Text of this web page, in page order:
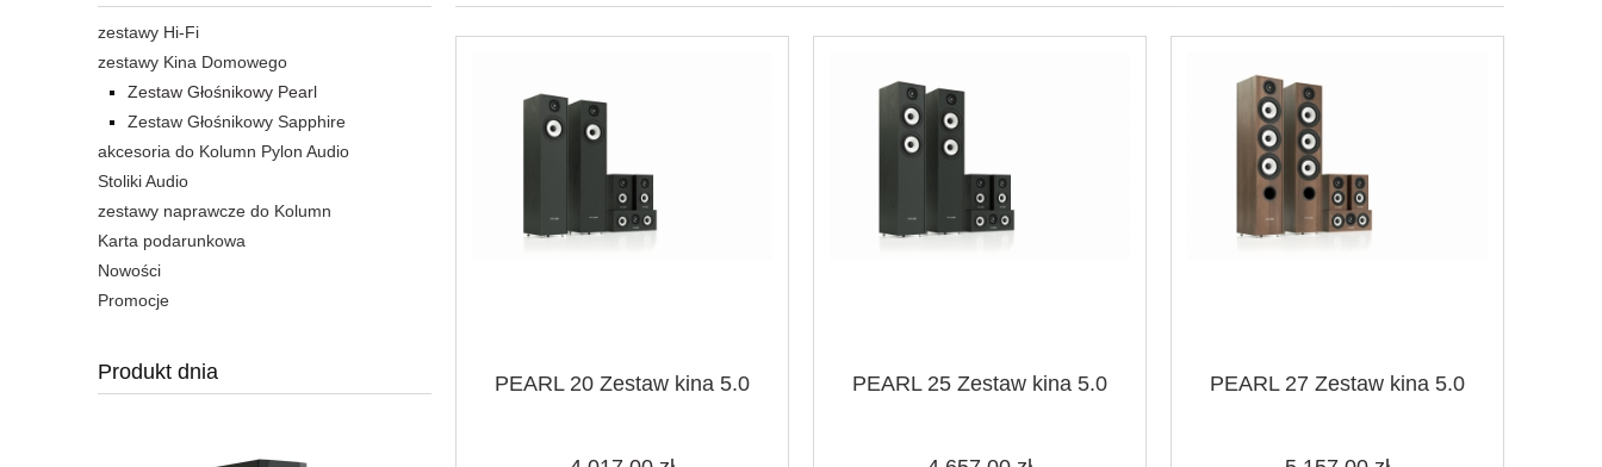
zestawy Hi-Fi
zestawy Kina Domowego
Zestaw Głośnikowy Pearl
Zestaw Głośnikowy Sapphire
akcesoria do Kolumn Pylon Audio
Stoliki Audio
zestawy naprawcze do Kolumn
Karta podarunkowa
Nowości
Promocje
Produkt dnia PEARL 20 Zestaw kina 5.0 PEARL 25 Zestaw kina 5.0 PEARL 27 Zestaw kina 5.0